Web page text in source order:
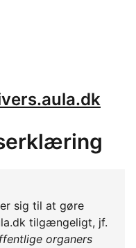
sig til at gøre
tilgængeligt, jf.
organers